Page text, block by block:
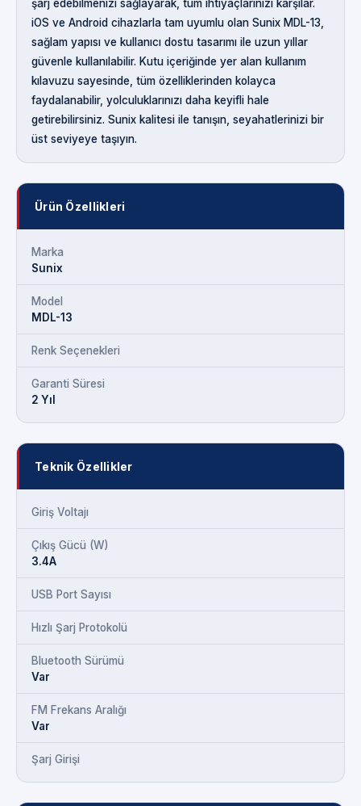
şarj edebilmenizi sağlayarak, tüm ihtiyaçlarınızı karşılar.
iOS ve Android cihazlarla tam uyumlu olan Sunix MDL-13,
sağlam yapısı ve kullanıcı dostu tasarımı ile uzun yıllar
güvenle kullanılabilir. Kutu içeriğinde yer alan kullanım
kılavuzu sayesinde, tüm özelliklerinden kolayca
faydalanabilir, yolculuklarınızı daha keyifli hale
getirebilirsiniz. Sunix kalitesi ile tanışın, seyahatlerinizi bir
üst seviyeye taşıyın.
Ürün Özellikleri
Marka
Sunix
Model
MDL-13
Renk Seçenekleri
Garanti Süresi
2 Yıl
Teknik Özellikler
Giriş Voltajı
Çıkış Gücü (W)
3.4A
USB Port Sayısı
Hızlı Şarj Protokolü
Bluetooth Sürümü
Var
FM Frekans Aralığı
Var
Şarj Girişi